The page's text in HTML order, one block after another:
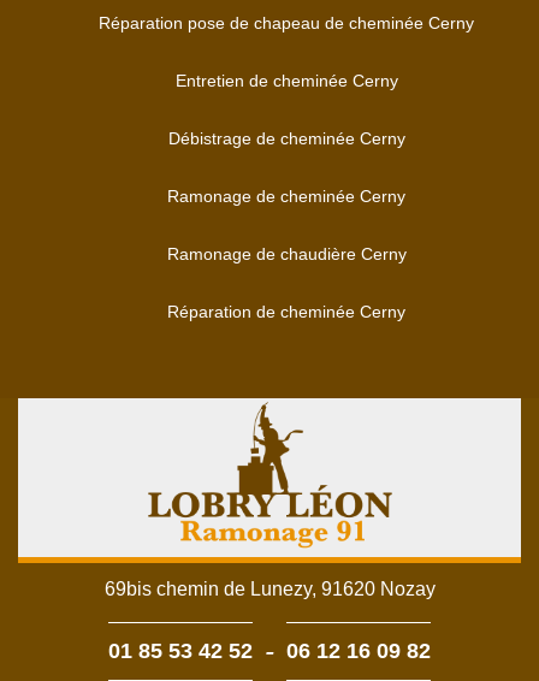
Réparation pose de chapeau de cheminée Cerny
Entretien de cheminée Cerny
Débistrage de cheminée Cerny
Ramonage de cheminée Cerny
Ramonage de chaudière Cerny
Réparation de cheminée Cerny
69bis chemin de Lunezy, 91620 Nozay
01 85 53 42 52 - 06 12 16 09 82